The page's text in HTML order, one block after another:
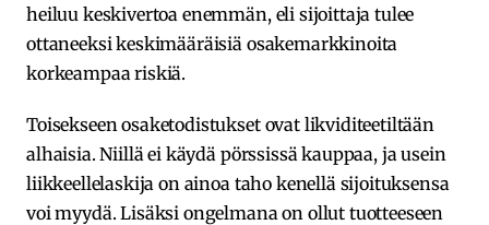
heiluu keskivertoa enemmän, eli sijoittaja tulee
ottaneeksi keskimääräisiä osakemarkkinoita
korkeampaa riskiä.
Toisekseen osaketodistukset ovat likviditeetiltään
alhaisia. Niillä ei käydä pörssissä kauppaa, ja usein
liikkeellelaskija on ainoa taho kenellä sijoituksensa
voi myydä. Lisäksi ongelmana on ollut tuotteeseen